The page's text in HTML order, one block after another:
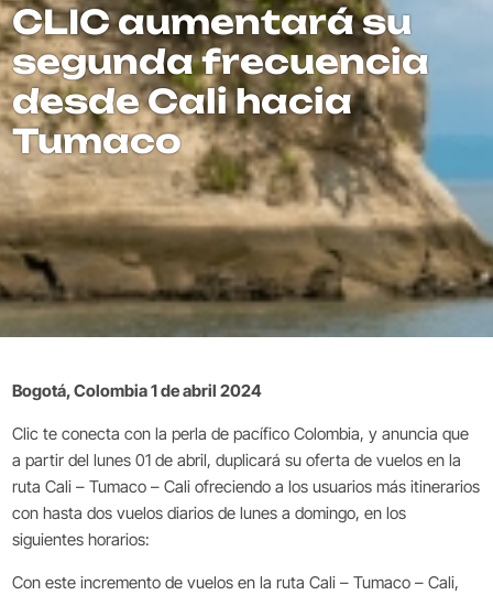
CLIC aumentará su
segunda frecuencia
desde Cali hacia
Tumaco
Bogotá, Colombia 1 de abril 2024
Clic te conecta con la perla de pacífico Colombia, y anuncia que
a partir del lunes 01 de abril, duplicará su oferta de vuelos en la
ruta Cali – Tumaco – Cali ofreciendo a los usuarios más itinerarios
con hasta dos vuelos diarios de lunes a domingo, en los
siguientes horarios:
Con este incremento de vuelos en la ruta Cali – Tumaco – Cali,